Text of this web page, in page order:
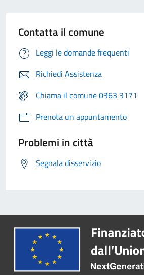
Contatta il comune
Leggi le domande frequenti
Richiedi Assistenza
Chiama il comune 0363 3171
Prenota un appuntamento
Problemi in città
Segnala disservizio